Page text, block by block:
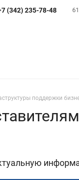
(342) 235-78-48
поддержки